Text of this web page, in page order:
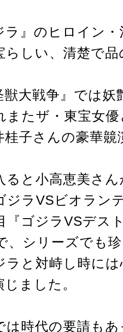
ラ』のヒロイン
らしい、清楚で
大戦争』では妖
またザ・東宝女
桂子さんの豪華竸
ると小高恵美さ
ジラVSビオラン
『ゴジラVSデス
、シリーズでも
ラと対峙し時に
ました。
は時代の要請も